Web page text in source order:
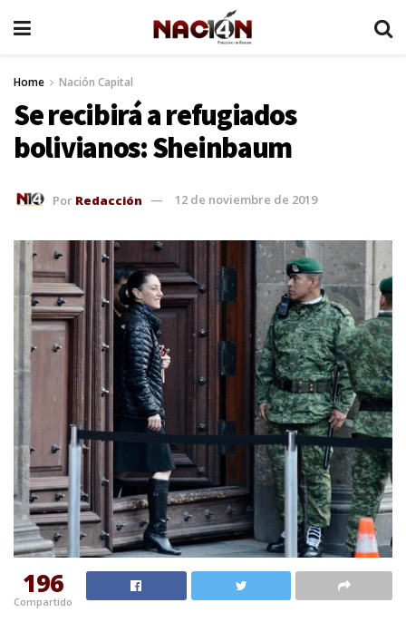
Home Nación Capital
Se recibirá a refugiados
bolivianos: Sheinbaum
Por Redacción 12 de noviembre de 2019
196
Compartido